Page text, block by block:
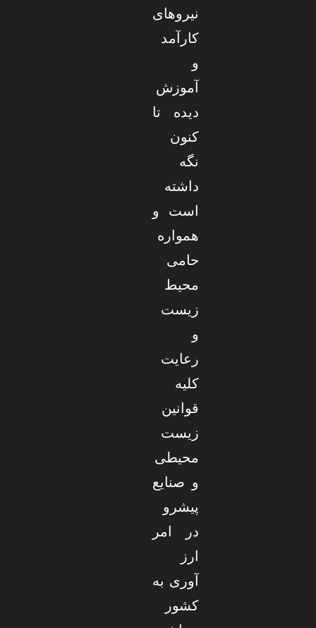
نیروهای
کارآمد
و
آموزش
دیده تا
کنون
نگه
داشته
است و
همواره
حامی
محیط
زیست
و
رعایت
کلیه
قوانین
زیست
محیطی
و صنایع
پیشرو
در امر
ارز
آوری به
کشور